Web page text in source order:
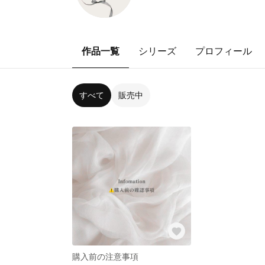
作品一覧 シリーズ プロフィール
すべて 販売中
購入前の注意事項